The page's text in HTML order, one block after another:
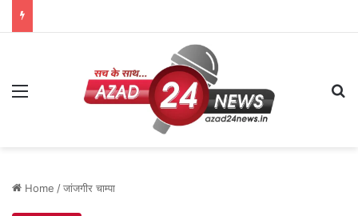
Menu
Home /जांजगीर चाम्पा